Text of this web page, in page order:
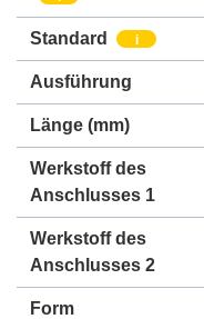
Standard i
Ausführung
Länge (mm)
Werkstoff des
Anschlusses 1
Werkstoff des
Anschlusses 2
Form